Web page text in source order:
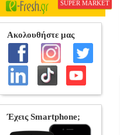
SUPER MARKET